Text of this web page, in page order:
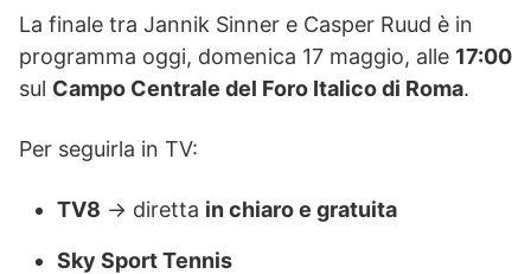
La finale tra Jannik Sinner e Casper Ruud è in
programma oggi, domenica 17 maggio, alle 17:00
sul Campo Centrale del Foro Italico di Roma.
Per seguirla in TV:
TV8 → diretta in chiaro e gratuita
Sky Sport Tennis